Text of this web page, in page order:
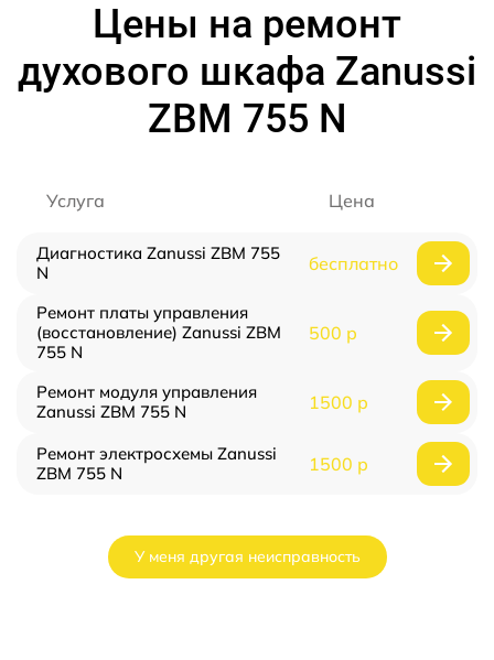
Цены на ремонт
духового шкафа Zanussi
ZBM 755 N
Услуга Цена
Диагностика Zanussi ZBM 755
N
бесплатно
Ремонт платы управления
(восстановление) Zanussi ZBM
755 N
500 р
Ремонт модуля управления
Zanussi ZBM 755 N
1500 р
Ремонт электросхемы Zanussi
ZBM 755 N
1500 р
У меня другая неисправность